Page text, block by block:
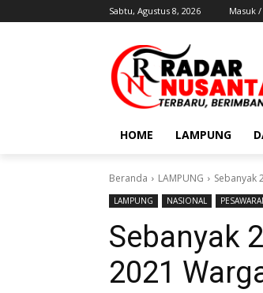
Sabtu, Agustus 8, 2026 Masuk
HOME LAMPUNG
Beranda LAMPUNG Sebanyak
LAMPUNG NASIONAL
Sebanyak
2021